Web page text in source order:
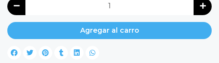
Agregar al carro